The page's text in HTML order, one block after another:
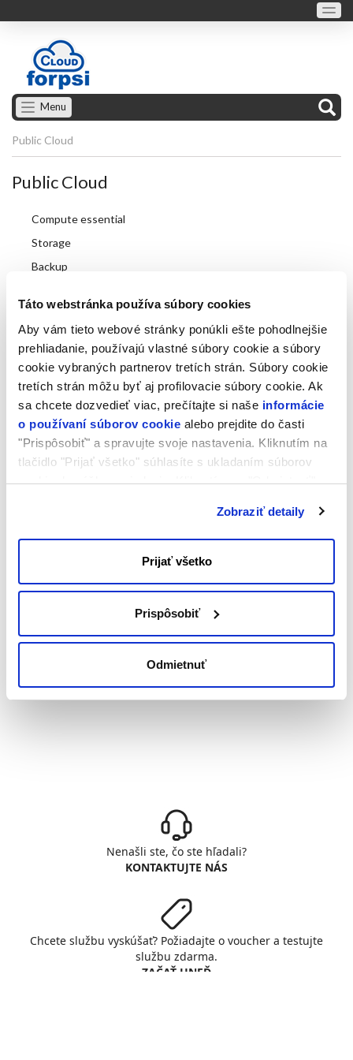
Táto webstránka používa súbory cookies
Aby vám tieto webové stránky ponúkli ešte pohodlnejšie
prehliadanie, používajú vlastné súbory cookie a súbory
cookie vybraných partnerov tretích strán. Súbory cookie
tretích strán môžu byť aj profilovacie súbory cookie. Ak
sa chcete dozvedieť viac, prečítajte si naše informácie
o používaní súborov cookie alebo prejdite do časti
"Prispôsobiť" a spravujte svoje nastavenia. Kliknutím na
tlačidlo "Prijať všetko" súhlasíte s ukladaním súborov
cookie do vášho zariadenia. Kliknutím na "Odmietnuť"
Zobraziť detaily
Prijať všetko
Prispôsobiť
Odmietnuť
Menu
Public Cloud
Public Cloud
Compute essential
Storage
Backup
Network
Domény a DNS
Nenašli ste, čo ste hľadali?
KONTAKTUJTE NÁS
Chcete službu vyskúšať? Požiadajte o voucher a testujte
službu zdarma.
ZAČAŤ HNEĎ